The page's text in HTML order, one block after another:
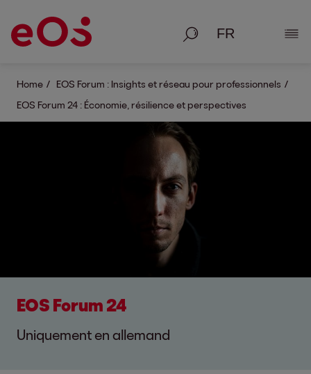
Recherche
Home
EOS Forum : Insights et réseau pour professionnels
EOS Forum 24 : Économie, résilience et perspectives
EOS Forum 24
Uniquement en allemand